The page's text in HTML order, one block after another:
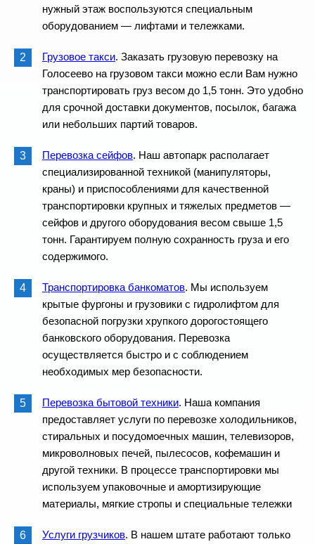
нужный этаж воспользуются специальным
оборудованием — лифтами и тележками.
Грузовое такси. Заказать грузовую перевозку на
Голосеево на грузовом такси можно если Вам нужно
транспортировать груз весом до 1,5 тонн. Это удобно
для срочной доставки документов, посылок, багажа
или небольших партий товаров.
Перевозка сейфов. Наш автопарк располагает
специализированной техникой (манипуляторы,
краны) и приспособлениями для качественной
транспортировки крупных и тяжелых предметов —
сейфов и другого оборудования весом свыше 1,5
тонн. Гарантируем полную сохранность груза и его
содержимого.
Транспортировка банкоматов. Мы используем
крытые фургоны и грузовики с гидролифтом для
безопасной погрузки хрупкого дорогостоящего
банковского оборудования. Перевозка
осуществляется быстро и с соблюдением
необходимых мер безопасности.
Перевозка бытовой техники. Наша компания
предоставляет услуги по перевозке холодильников,
стиральных и посудомоечных машин, телевизоров,
микроволновых печей, пылесосов, кофемашин и
другой техники. В процессе транспортировки мы
используем упаковочные и амортизирующие
материалы, мягкие стропы и специальные тележки
Услуги грузчиков. В нашем штате работают только